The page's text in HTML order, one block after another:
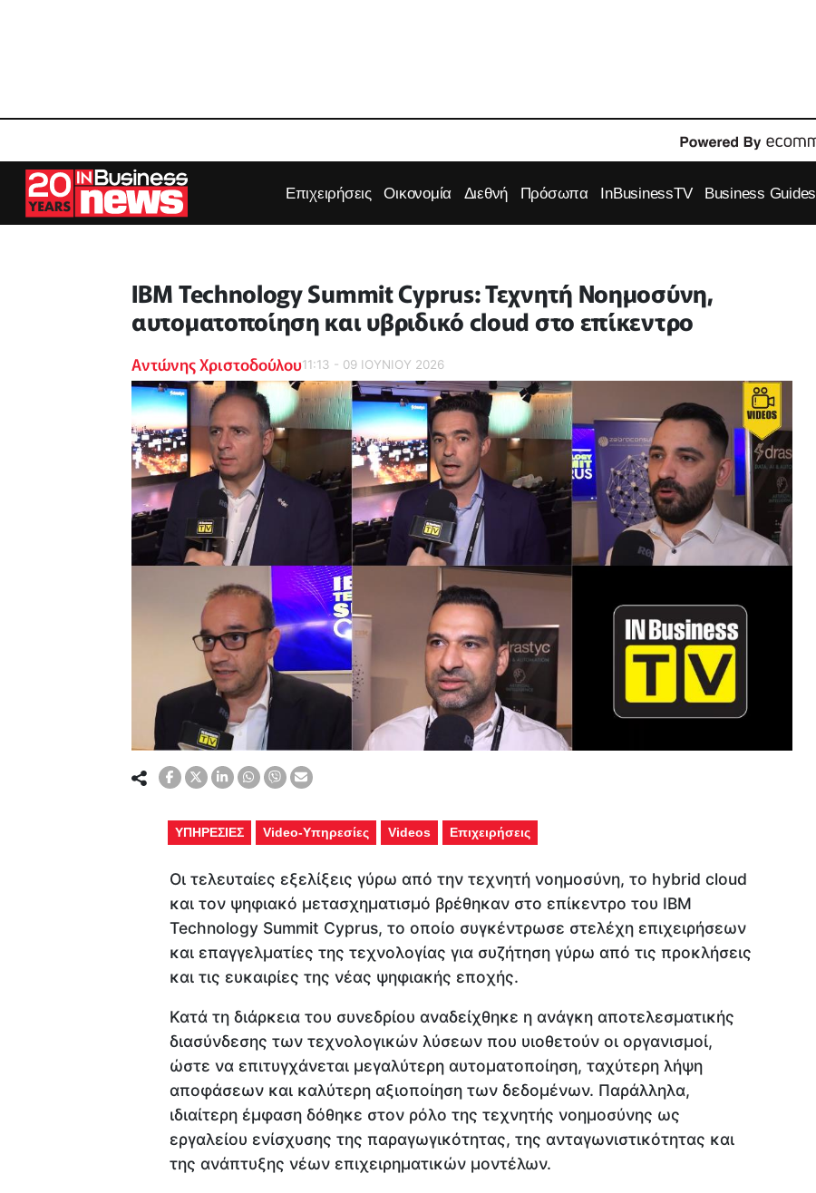
Επιχειρήσεις Οικονομία Διεθνή Πρόσωπα InBusinessTV Business Guides
IBM Technology Summit Cyprus: Τεχνητή Νοημοσύνη,
αυτοματοποίηση και υβριδικό cloud στο επίκεντρο
Αντώνης Χριστοδούλου11:13 - 09 ΙΟΥΝΙΟΥ 2026
ΥΠΗΡΕΣΙΕΣ Video-Υπηρεσίες Videos Επιχειρήσεις
Οι τελευταίες εξελίξεις γύρω από την τεχνητή νοημοσύνη, το hybrid cloud
και τον ψηφιακό μετασχηματισμό βρέθηκαν στο επίκεντρο του IBM
Technology Summit Cyprus, το οποίο συγκέντρωσε στελέχη επιχειρήσεων
και επαγγελματίες της τεχνολογίας για συζήτηση γύρω από τις προκλήσεις
και τις ευκαιρίες της νέας ψηφιακής εποχής.
Κατά τη διάρκεια του συνεδρίου αναδείχθηκε η ανάγκη αποτελεσματικής
διασύνδεσης των τεχνολογικών λύσεων που υιοθετούν οι οργανισμοί,
ώστε να επιτυγχάνεται μεγαλύτερη αυτοματοποίηση, ταχύτερη λήψη
αποφάσεων και καλύτερη αξιοποίηση των δεδομένων. Παράλληλα,
ιδιαίτερη έμφαση δόθηκε στον ρόλο της τεχνητής νοημοσύνης ως
εργαλείου ενίσχυσης της παραγωγικότητας, της ανταγωνιστικότητας και
της ανάπτυξης νέων επιχειρηματικών μοντέλων.